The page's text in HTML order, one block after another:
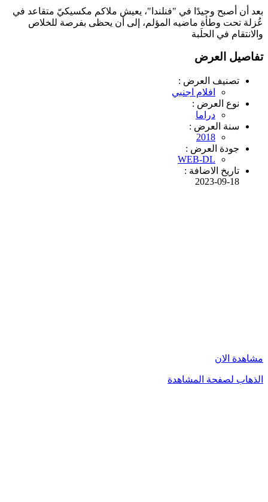
بعد أن أصبح وحيدًا في "فنلندا"، يعيش ملاكم مكسيكيّ متقاعد في
عُزلة تحت وطأة ماضيه المؤلم، إلى أن يحظى بفرصة للخلاص
والانتقام في الحلَبة
تفاصيل العرض
تصنيف العرض :
افلام اجنبي
نوع العرض :
دراما
سنة العرض :
2018
جودة العرض :
WEB-DL
تاريخ الاضافة :
2023-09-18
مشاهدة الان
الذهاب لصفحة المشاهدة